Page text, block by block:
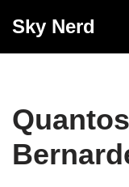
Sky Nerd